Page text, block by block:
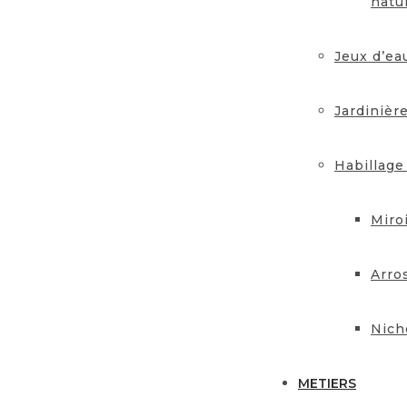
Jeux
METIERS